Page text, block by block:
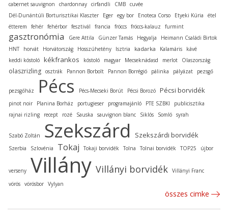
cabernet sauvignon chardonnay cirfandli CMB cuvée
Dél-Dunántúli Borturisztikai Klaszter
Eger egy bor Enoteca Corso Etyeki Kúria
étel
étterem
fehér fehérbor fesztivál francia fröccs fröccs-kalauz furmint
gasztronómia Gere Attila Günzer Tamás Hegyalja
Heimann Családi Birtok
HNT
horvát Horvátország Hosszúhetény Isztria kadarka Kalamáris
kávé
keddi kóstoló kékfrankos kóstoló magyar Mecseknádasd merlot Olaszország
olaszrizling osztrák Pannon Borbolt Pannon Borrégió pálinka pályázat pezsgő
pezsgőház Pécs Pécs-Mecseki Borút Pécsi Borozó Pécsi borvidék
pinot noir Planina Borház portugieser programajánló PTE SZBKI
publicisztika
rajnai rizling
recept rozé Sauska sauvignon blanc Siklós Somló syrah
Szabó Zoltán Szekszárd Szekszárdi borvidék
Szerbia Szlovénia Tokaj Tokaji borvidék Tolna Tolnai borvidék TOP25 újbor
verseny Villány Villányi borvidék Villányi Franc
vörös vörösbor Vylyan
összes cimke